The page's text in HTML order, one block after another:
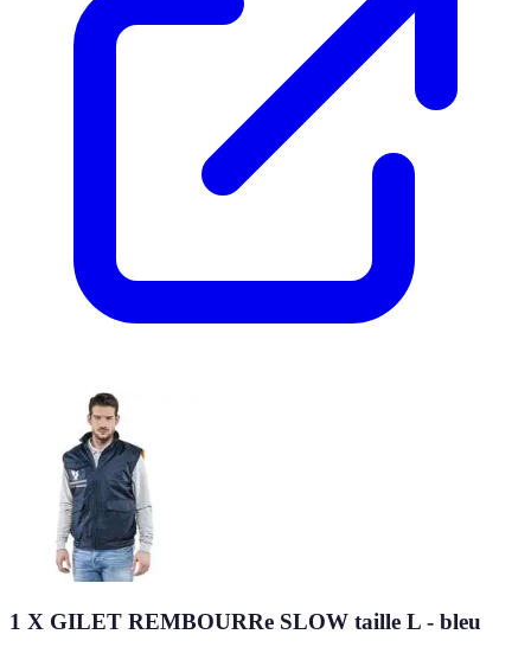
1 X GILET REMBOURRe SLOW taille L - bleu